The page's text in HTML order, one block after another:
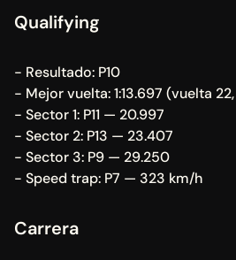
Qualifying
- Resultado: P10
- Mejor vuelta: 1:13.697 (vuelta
- Sector 1: P11 — 20.997
- Sector 2: P13 — 23.407
- Sector 3: P9 — 29.250
- Speed trap: P7 — 323 km/h
Carrera